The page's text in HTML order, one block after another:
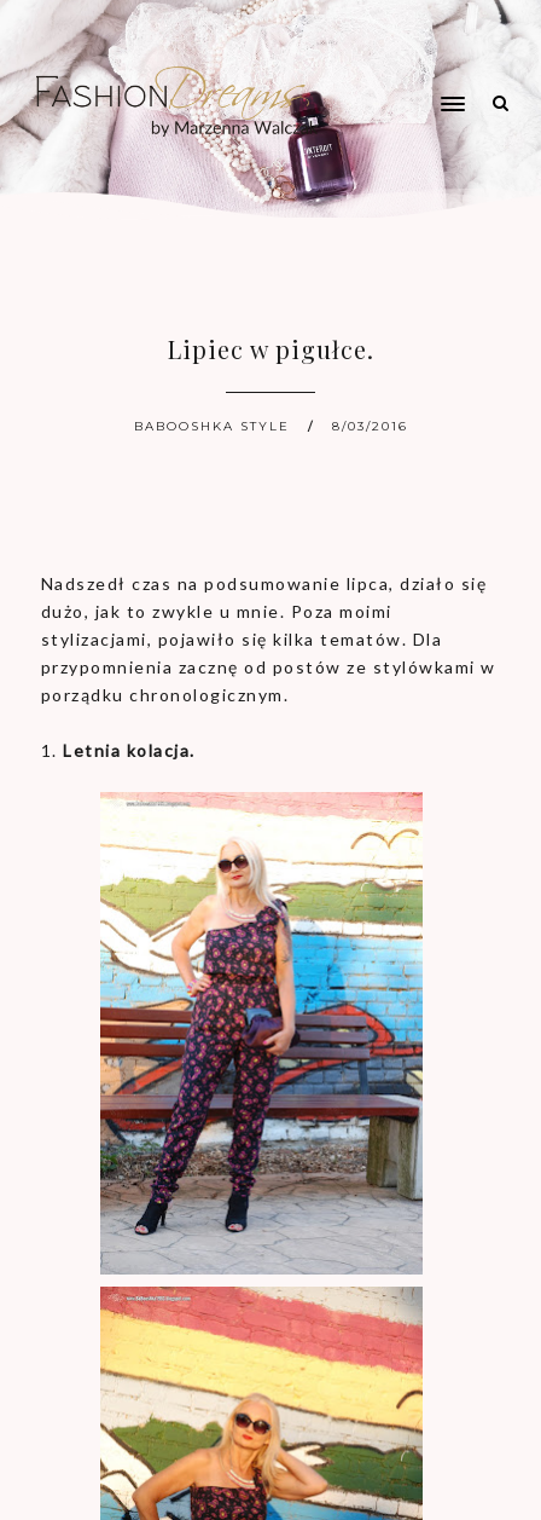
Lipiec w pigułce.
BABOOSHKA STYLE 8/03/2016
Nadszedł czas na podsumowanie lipca, działo się
dużo, jak to zwykle u mnie. Poza moimi
stylizacjami, pojawiło się kilka tematów. Dla
przypomnienia zacznę od postów ze stylówkami w
porządku chronologicznym.
1.Letnia kolacja.